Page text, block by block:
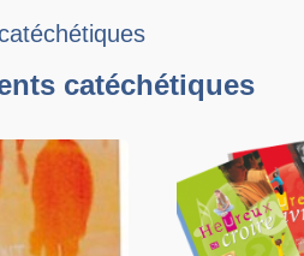
catéchétiques